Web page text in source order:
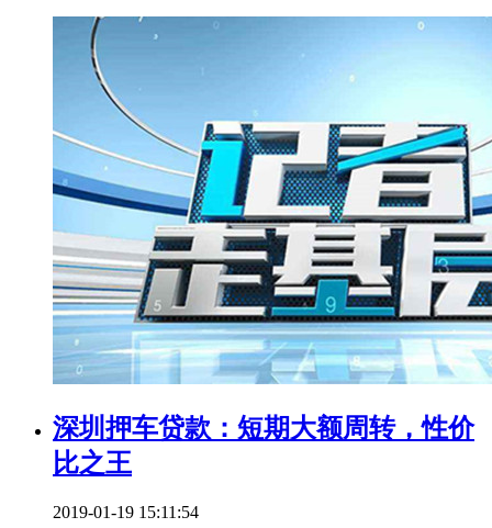
深圳押车贷款：短期大额周转，性价
比之王
2019-01-19 15:11:54